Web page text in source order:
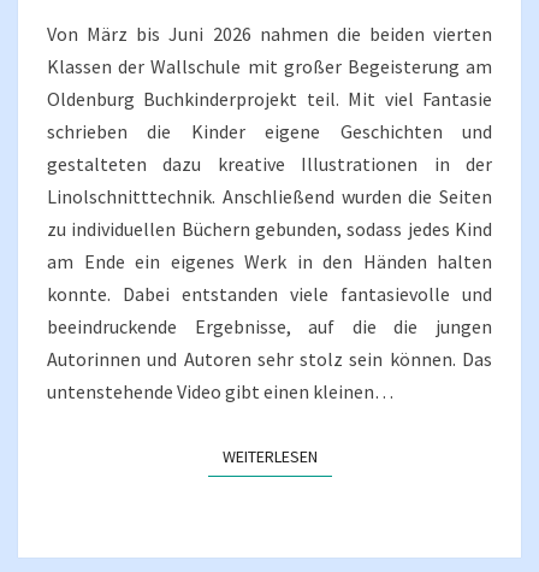
Von März bis Juni 2026 nahmen die beiden vierten
Klassen der Wallschule mit großer Begeisterung am
Oldenburg Buchkinderprojekt teil. Mit viel Fantasie
schrieben die Kinder eigene Geschichten und
gestalteten dazu kreative Illustrationen in der
Linolschnitttechnik. Anschließend wurden die Seiten
zu individuellen Büchern gebunden, sodass jedes Kind
am Ende ein eigenes Werk in den Händen halten
konnte. Dabei entstanden viele fantasievolle und
beeindruckende Ergebnisse, auf die die jungen
Autorinnen und Autoren sehr stolz sein können. Das
untenstehende Video gibt einen kleinen…
WEITERLESENWEITERLESEN